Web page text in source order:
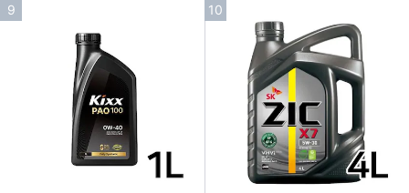
인
9
인
10